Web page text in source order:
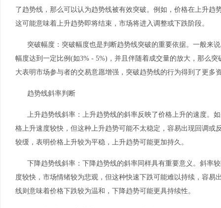
了趋势线，那么可以认为趋势线被有效突破。例如，价格在上升趋
这可能意味着上升趋势即将结束，市场将进入调整或下跌阶段。
突破幅度：突破幅度也是判断趋势线突破的重要依据。一般来
幅度达到一定比例(如3% - 5%)，并且伴随着成交量的放大，那么
大表明市场参与者的交易意愿增强，突破趋势线的行为得到了更多
趋势线斜率判断
上升趋势线斜率：上升趋势线的斜率反映了价格上升的速度。
格上升速度较快，但这种上升趋势可能不太稳定，容易出现回调或
较缓，表明价格上升较为平稳，上升趋势可能更加持久。
下降趋势线斜率：下降趋势线的斜率同样具有重要意义。斜率
度较快，市场情绪较为悲观，但这种快速下跌可能难以持续，容易
线则意味着价格下跌较为温和，下降趋势可能更具持续性。